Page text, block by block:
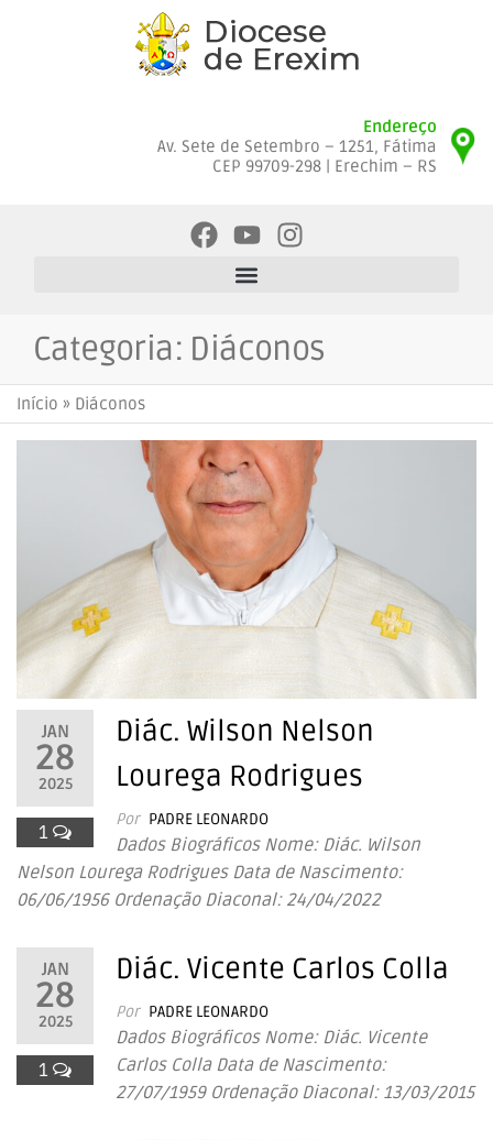
Endereço
Av. Sete de Setembro – 1251, Fátima
CEP 99709-298 | Erechim – RS
Categoria: Diáconos
Início » Diáconos
JAN
28
2025
1
Diác. Wilson Nelson
Lourega Rodrigues
Por PADRE LEONARDO
Dados Biográficos Nome: Diác. Wilson
Nelson Lourega Rodrigues Data de Nascimento:
06/06/1956 Ordenação Diaconal: 24/04/2022
JAN
28
2025
1
Diác. Vicente Carlos Colla
Por PADRE LEONARDO
Dados Biográficos Nome: Diác. Vicente
Carlos Colla Data de Nascimento:
27/07/1959 Ordenação Diaconal: 13/03/2015